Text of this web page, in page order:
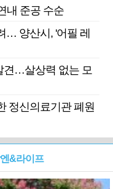
내 준공 수순
… 양산시, '어필 레
견…살상력 없는 모
정신의료기관 폐원
&라이프